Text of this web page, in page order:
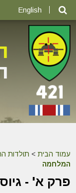
English
עמוד הבית > תולדות
המלחמה
פרק א' - גיוס